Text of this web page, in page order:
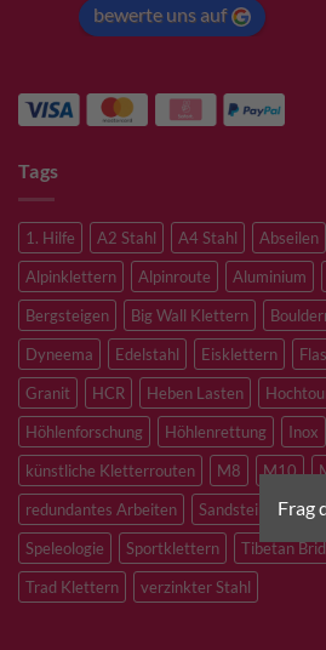
bewerte uns auf
Tags
1. Hilfe A2 Stahl A4 Stahl Abseilen
Alpinklettern
Alpinroute Aluminium
Bergsteigen
Big Wall Klettern
Dyneema
Edelstahl Eisklettern
Granit
HCR Heben Lasten
Höhlenforschung
Höhlenrettung Inox
künstliche Kletterrouten
M8 M10
redundantes Arbeiten
Sandstein
Speleologie
Sportklettern Tibetan
Trad Klettern
verzinkter Stahl